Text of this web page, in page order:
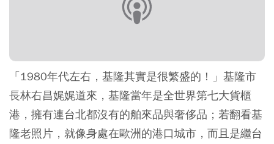
「1980年代左右，基隆其實是很繁盛的！」基隆市
長林右昌娓娓道來，基隆當年是全世界第七大貨櫃
港，擁有連台北都沒有的舶來品與奢侈品；若翻看基
隆老照片，就像身處在歐洲的港口城市，而且是繼台